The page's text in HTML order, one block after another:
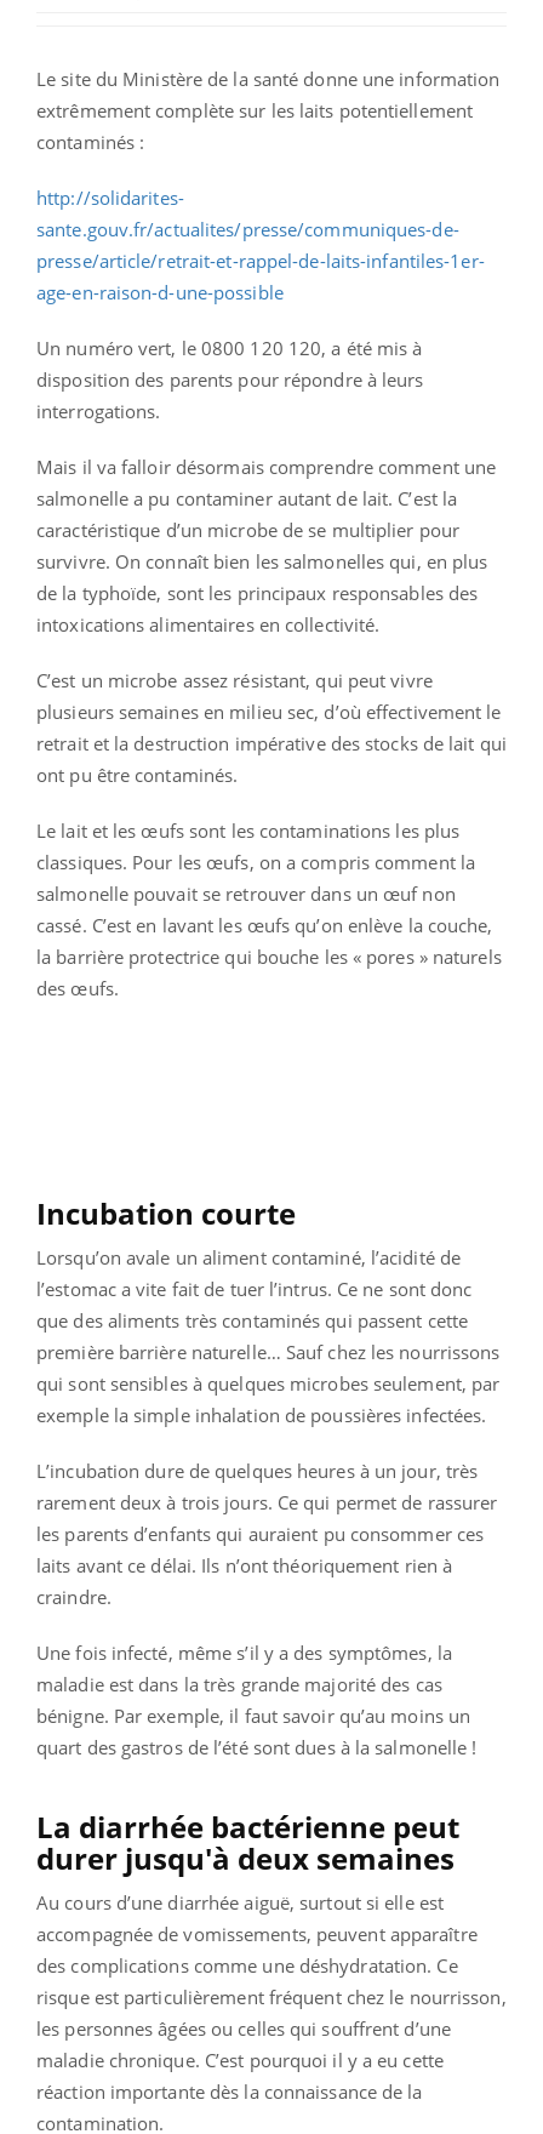
Le site du Ministère de la santé donne une information
extrêmement complète sur les laits potentiellement
contaminés :
http://solidarites-
sante.gouv.fr/actualites/presse/communiques-de-
presse/article/retrait-et-rappel-de-laits-infantiles-1er-
age-en-raison-d-une-possible
Un numéro vert, le 0800 120 120, a été mis à
disposition des parents pour répondre à leurs
interrogations.
Mais il va falloir désormais comprendre comment une
salmonelle a pu contaminer autant de lait. C’est la
caractéristique d’un microbe de se multiplier pour
survivre. On connaît bien les salmonelles qui, en plus
de la typhoïde, sont les principaux responsables des
intoxications alimentaires en collectivité.
C’est un microbe assez résistant, qui peut vivre
plusieurs semaines en milieu sec, d’où effectivement le
retrait et la destruction impérative des stocks de lait qui
ont pu être contaminés.
Le lait et les œufs sont les contaminations les plus
classiques. Pour les œufs, on a compris comment la
salmonelle pouvait se retrouver dans un œuf non
cassé. C’est en lavant les œufs qu’on enlève la couche,
la barrière protectrice qui bouche les « pores » naturels
des œufs.
Incubation courte
Lorsqu’on avale un aliment contaminé, l’acidité de
l’estomac a vite fait de tuer l’intrus. Ce ne sont donc
que des aliments très contaminés qui passent cette
première barrière naturelle… Sauf chez les nourrissons
qui sont sensibles à quelques microbes seulement, par
exemple la simple inhalation de poussières infectées.
L’incubation dure de quelques heures à un jour, très
rarement deux à trois jours. Ce qui permet de rassurer
les parents d’enfants qui auraient pu consommer ces
laits avant ce délai. Ils n’ont théoriquement rien à
craindre.
Une fois infecté, même s’il y a des symptômes, la
maladie est dans la très grande majorité des cas
bénigne. Par exemple, il faut savoir qu’au moins un
quart des gastros de l’été sont dues à la salmonelle !
La diarrhée bactérienne peut
durer jusqu'à deux semaines
Au cours d’une diarrhée aiguë, surtout si elle est
accompagnée de vomissements, peuvent apparaître
des complications comme une déshydratation. Ce
risque est particulièrement fréquent chez le nourrisson,
les personnes âgées ou celles qui souffrent d’une
maladie chronique. C’est pourquoi il y a eu cette
réaction importante dès la connaissance de la
contamination.